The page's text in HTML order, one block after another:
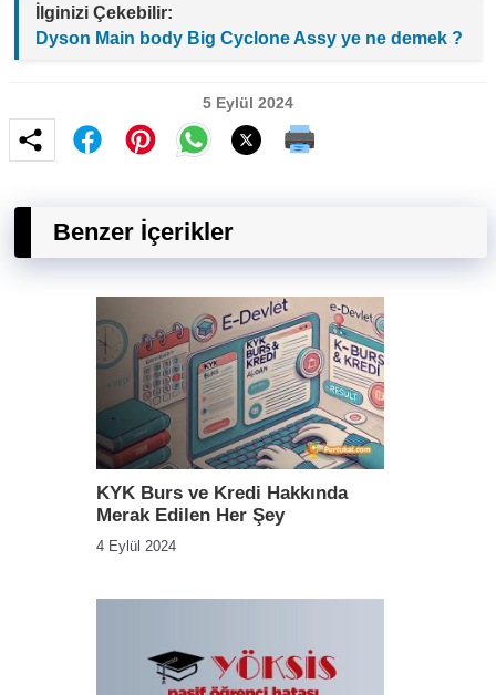
İlginizi Çekebilir:
Dyson Main body Big Cyclone Assy ye ne demek ?
5 Eylül 2024
Benzer İçerikler
KYK Burs ve Kredi Hakkında
Merak Edilen Her Şey
4 Eylül 2024